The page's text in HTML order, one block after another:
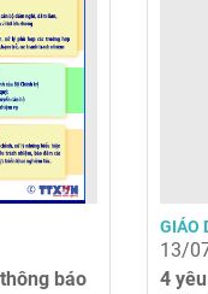
báo
GIÁO
13/
4